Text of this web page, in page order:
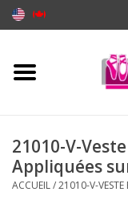
Accueil
Vêtements
21010-V-
Appliquées
ACCUEIL/21010-V-VESTE